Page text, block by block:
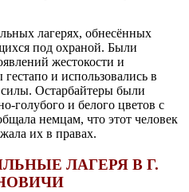
лагерях, обнесённых
под охраной. Были
жестокости и
и использовались в
силы. Остарбайтеры были
голубого и белого цветов с
немцам, что этот человек
их в правах.
ЛАГЕРЯ В Г.